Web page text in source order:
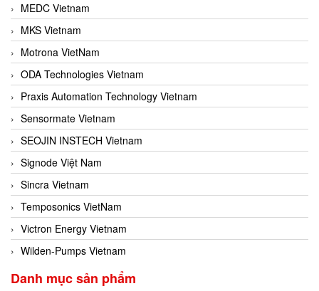
MEDC Vietnam
MKS Vietnam
Motrona VietNam
ODA Technologies Vietnam
Praxis Automation Technology Vietnam
Sensormate Vietnam
SEOJIN INSTECH Vietnam
Signode Việt Nam
Sincra Vietnam
Temposonics VietNam
Victron Energy Vietnam
Wilden-Pumps Vietnam
Danh mục sản phẩm